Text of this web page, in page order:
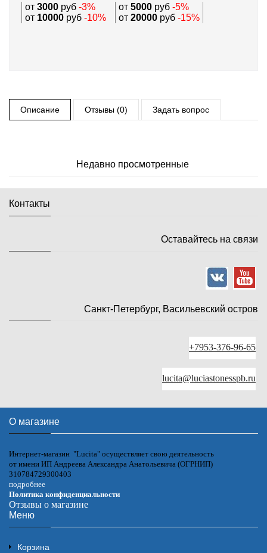
от 3000 руб -3% от 5000 руб -5%
от 10000 руб -10% от 20000 руб -15%
Описание Отзывы (0) Задать вопрос
Недавно просмотренные
Контакты
Оставайтесь на связи
Санкт-Петербург, Васильевский остров
+7953-376-96-65
lucita@luciastonesspb.ru
О магазине
Интернет-магазин "Lucita" осуществляет свою деятельность
от имени ИП Андреева Александра Анатольевича (ОГРНИП)
310784729300403
подробнее
Политика конфиденциальности
Отзывы о магазине
Меню
Корзина